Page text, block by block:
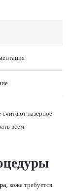
лазерное
всем
, коже требуется